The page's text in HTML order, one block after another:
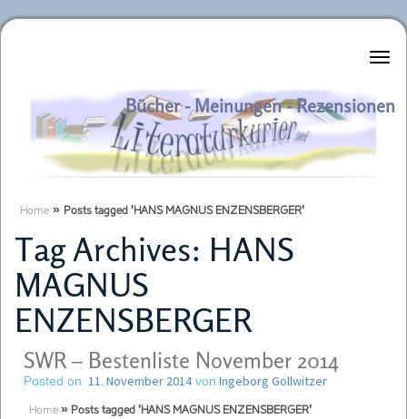
Literaturkurier.net
Bücher - Meinungen - Rezensionen
Home » Posts tagged 'HANS MAGNUS ENZENSBERGER'
Tag Archives: HANS
MAGNUS
ENZENSBERGER
SWR – Bestenliste November 2014
Posted on 11. November 2014von Ingeborg Gollwitzer
Home » Posts tagged 'HANS MAGNUS ENZENSBERGER'